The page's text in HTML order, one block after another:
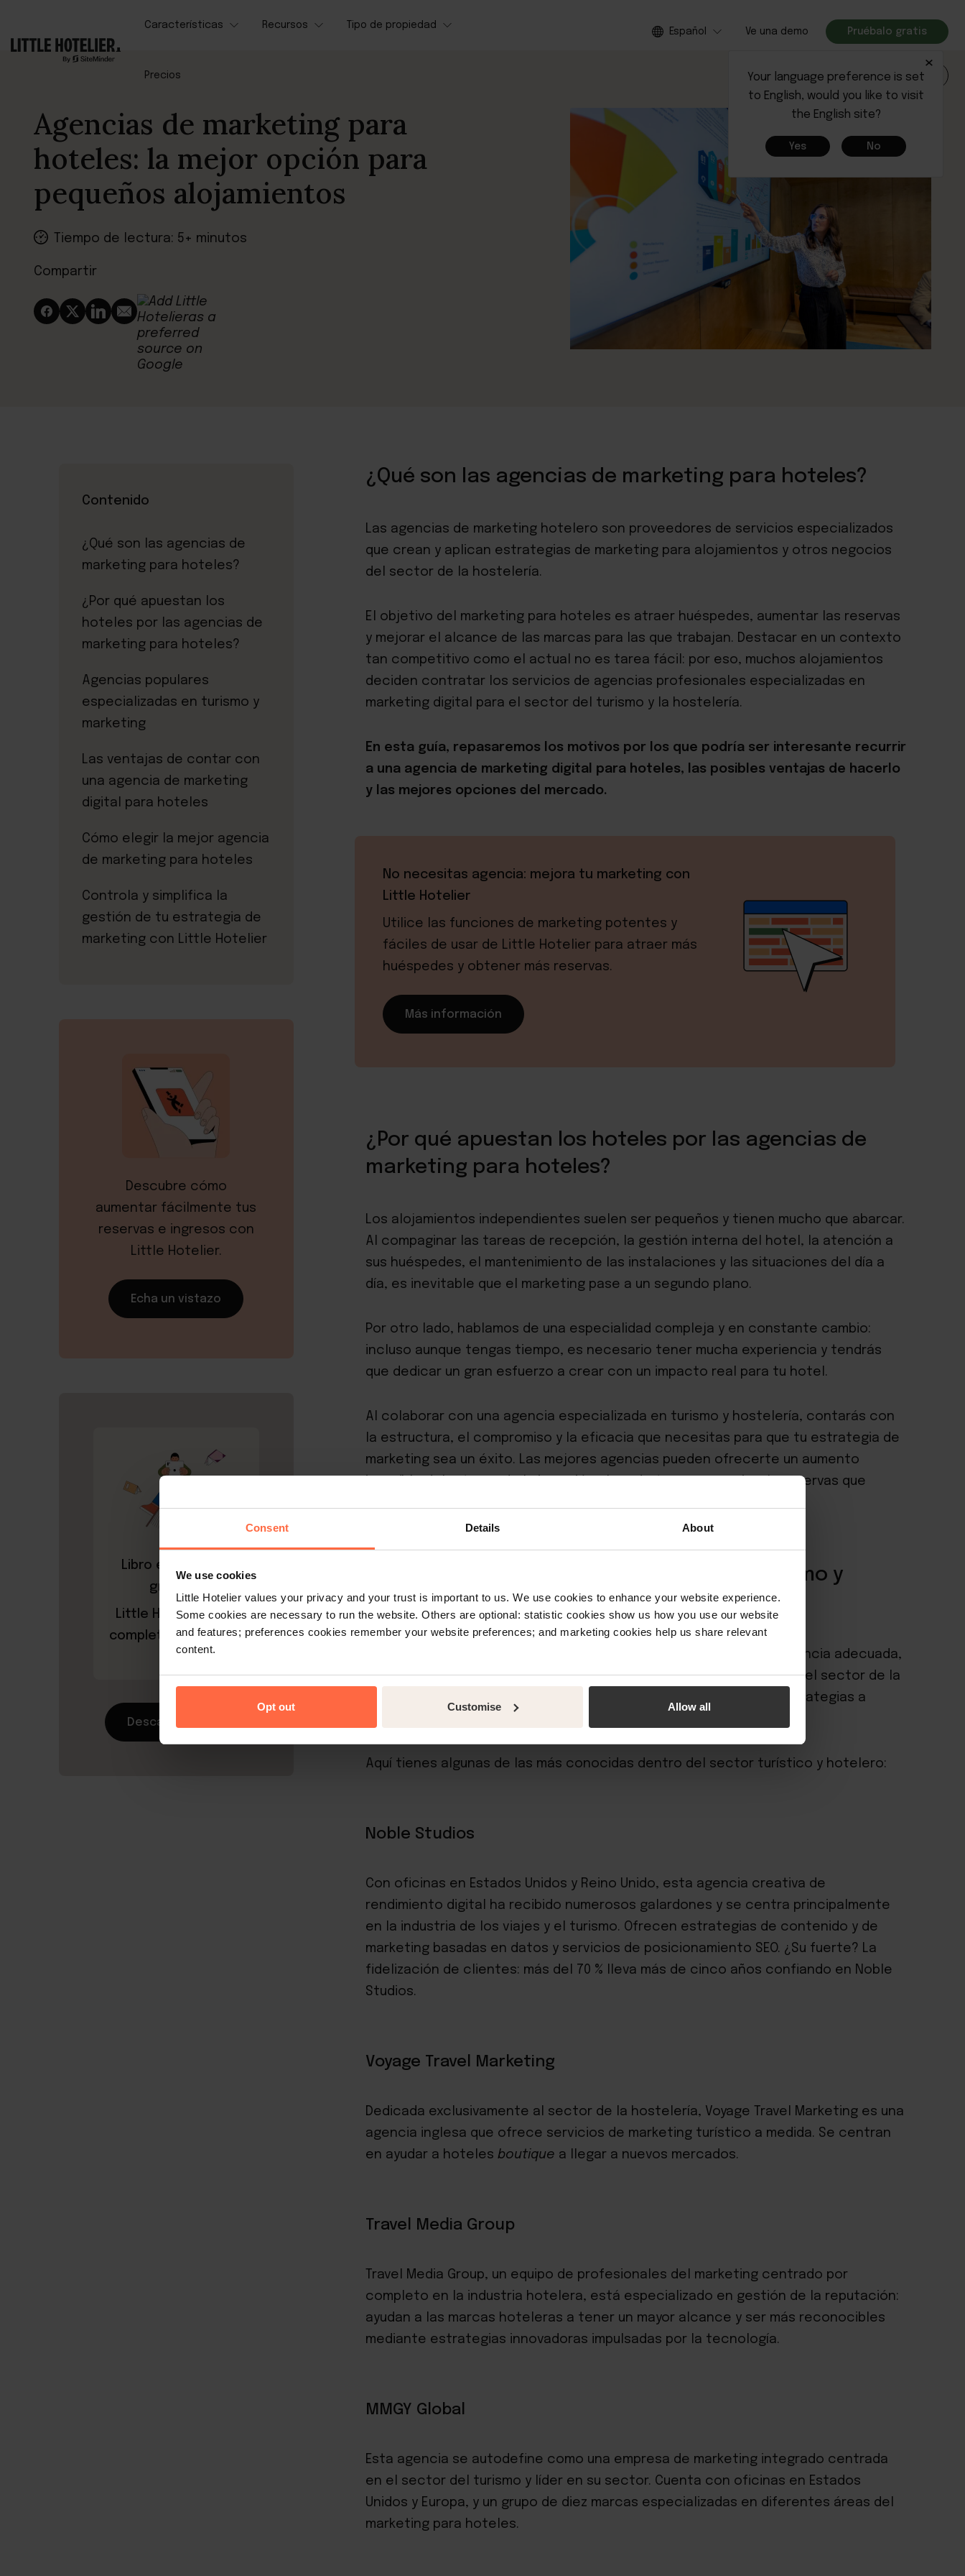
Consent Details About
We use cookies
Little Hotelier values your privacy and your trust is important to us. We use cookies to enhance your website experience.
Some cookies are necessary to run the website. Others are optional: statistic cookies show us how you use our website
and features; preferences cookies remember your website preferences; and marketing cookies help us share relevant
content.
Opt out Customise Allow all
Características Recursos Tipo de propiedad
Precios
Español Ve una demo Pruébalo gratis
Iniciar sesión
×
Your language preference is set
to English, would you like to visit
the English site?
Yes No
Agencias de marketing para
hoteles: la mejor opción para
pequeños alojamientos
Tiempo de lectura: 5+ minutos
Compartir
¿Qué son las agencias de marketing para hoteles?
Las agencias de marketing hotelero son proveedores de servicios especializados
que crean y aplican estrategias de marketing para alojamientos y otros negocios
del sector de la hostelería.
El objetivo del marketing para hoteles es atraer huéspedes, aumentar las reservas
y mejorar el alcance de las marcas para las que trabajan. Destacar en un contexto
tan competitivo como el actual no es tarea fácil: por eso, muchos alojamientos
deciden contratar los servicios de agencias profesionales especializadas en
marketing digital para el sector del turismo y la hostelería.
En esta guía, repasaremos los motivos por los que podría ser interesante recurrir
a una agencia de marketing digital para hoteles, las posibles ventajas de hacerlo
y las mejores opciones del mercado.
No necesitas agencia: mejora tu marketing con
Little Hotelier
Utilice las funciones de marketing potentes y
fáciles de usar de Little Hotelier para atraer más
huéspedes y obtener más reservas.
Más información
¿Por qué apuestan los hoteles por las agencias de
marketing para hoteles?
Los alojamientos independientes suelen ser pequeños y tienen mucho que abarcar.
Al compaginar las tareas de recepción, la gestión interna del hotel, la atención a
sus huéspedes, el mantenimiento de las instalaciones y las situaciones del día a
día, es inevitable que el marketing pase a un segundo plano.
Por otro lado, hablamos de una especialidad compleja y en constante cambio:
incluso aunque tengas tiempo, es necesario tener mucha experiencia y tendrás
que dedicar un gran esfuerzo a crear con un impacto real para tu hotel .
Al colaborar con una agencia especializada en turismo y hostelería, contarás con
la estructura, el compromiso y la eficacia que necesitas para que tu estrategia de
marketing sea un éxito. Las mejores agencias pueden ofrecerte un aumento
increíble del retorno de la inversión al ayudarte a conseguir más reservas que
Agencias populares especializadas en turismo y
marketing
La clave para destacar en un mercado tan saturado es elegir la agencia adecuada,
preferiblemente especializada en marketing digital para empresas del sector de la
hostelería. Estas empresas conocen bien la industria y ofrecen estrategias a
Aquí tienes algunas de las más conocidas dentro del sector turístico y hotelero:
Noble Studios
Con oficinas en Estados Unidos y Reino Unido, esta agencia creativa de
rendimiento digital ha recibido numerosos galardones y se centra principalmente
en la industria de los viajes y el turismo. Ofrecen estrategias de contenido y de
marketing basadas en datos y servicios de posicionamiento SEO. ¿Su fuerte? La
fidelización de clientes: más del 70 % lleva más de cinco años confiando en Noble
Studios.
Voyage Travel Marketing
Dedicada exclusivamente al sector de la hostelería, Voyage Travel Marketing es una
agencia inglesa que ofrece servicios de marketing turístico a medida. Se centran
en ayudar a hoteles boutique a llegar a nuevos mercados.
Travel Media Group
Travel Media Group, un equipo de profesionales del marketing centrado por
completo en la industria hotelera, está especializado en gestión de la reputación:
ayudan a las marcas hoteleras a tener un mayor alcance y ser más reconocibles
mediante estrategias innovadoras impulsadas por la tecnología.
MMGY Global
Esta agencia se autodefine como una empresa de marketing integrado centrada
en el sector del turismo y líder en su sector. Cuenta con oficinas en Estados
Unidos y Europa, y un grupo de diez marcas especializadas en diferentes áreas del
marketing para hoteles.
Contenido
¿Qué son las agencias de
marketing para hoteles?
¿Por qué apuestan los
hoteles por las agencias de
marketing para hoteles?
Agencias populares
especializadas en turismo y
marketing
Las ventajas de contar con
una agencia de marketing
digital para hoteles
Cómo elegir la mejor agencia
de marketing para hoteles
Controla y simplifica la
gestión de tu estrategia de
marketing con Little Hotelier
Descubre cómo
aumentar fácilmente tus
reservas e ingresos con
Little Hotelier.
Echa un vistazo
Libro electrónico
gratuito
Little Hotelier: guía
completa de la A a la
Z
Descargar ahora